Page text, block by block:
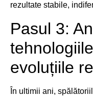
rezultate stabile,
Pasul 3:
evoluțiile
În ultimii ani,